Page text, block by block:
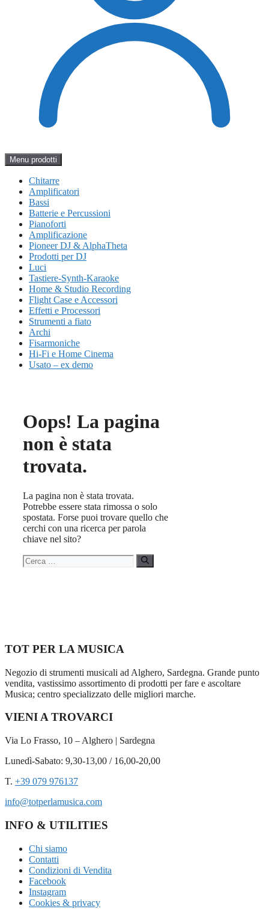
Menu prodotti
Chitarre
Amplificatori
Bassi
Batterie e Percussioni
Pianoforti
Amplificazione
Pioneer DJ & AlphaTheta
Prodotti per DJ
Luci
Tastiere-Synth-Karaoke
Home & Studio Recording
Flight Case e Accessori
Effetti e Processori
Strumenti a fiato
Archi
Fisarmoniche
Hi-Fi e Home Cinema
Usato – ex demo
Oops! La pagina
non è stata
trovata.
La pagina non è stata trovata.
Potrebbe essere stata rimossa o solo
spostata. Forse puoi trovare quello che
cerchi con una ricerca per parola
chiave nel sito?
Ricerca
per:
TOT PER LA MUSICA
Negozio di strumenti musicali ad Alghero, Sardegna. Grande punto
vendita, vastissimo assortimento di prodotti per fare e ascoltare
Musica; centro specializzato delle migliori marche.
VIENI A TROVARCI
Via Lo Frasso, 10 – Alghero | Sardegna
Lunedì-Sabato: 9,30-13,00 / 16,00-20,00
T. +39 079 976137
info@totperlamusica.com
INFO & UTILITIES
Chi siamo
Contatti
Condizioni di Vendita
Facebook
Instagram
Cookies & privacy